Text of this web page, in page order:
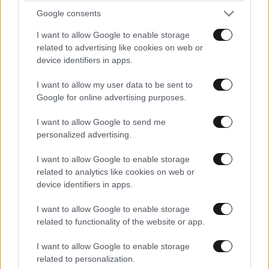
Google consents
I want to allow Google to enable storage
related to advertising like cookies on web or
device identifiers in apps.
I want to allow my user data to be sent to
Google for online advertising purposes.
I want to allow Google to send me
personalized advertising.
I want to allow Google to enable storage
related to analytics like cookies on web or
device identifiers in apps.
I want to allow Google to enable storage
related to functionality of the website or app.
I want to allow Google to enable storage
related to personalization.
Η γυμναστική του Spider-Man: Δεν χρειάζεστε
υπερδυνάμεις… Μόνο 20 λεπτά και 3 ασκήσεις
που δυναμώνουν όλο το σώμα